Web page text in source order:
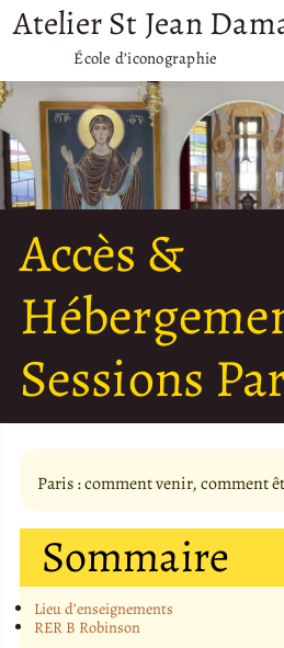
Atelier St Jean
École d’iconographie
Accès &
Sessions
Paris : comment venir, comment
Sommaire
Lieu d’enseignements
RER B Robinson